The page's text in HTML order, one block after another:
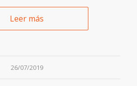
Leer más
26/07/2019